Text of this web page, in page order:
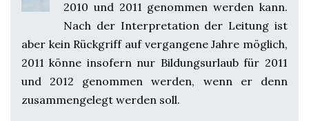
2010 und 2011 genommen werden kann.
Nach der Interpretation der Leitung ist
aber kein Rückgriff auf vergangene Jahre möglich,
2011 könne insofern nur Bildungsurlaub für 2011
und 2012 genommen werden, wenn er denn
zusammengelegt werden soll.